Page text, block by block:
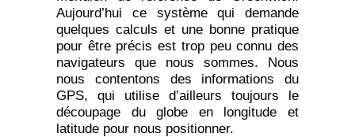
Aujourd’hui ce système qui demande
quelques calculs et une bonne pratique
pour être précis est trop peu connu des
navigateurs que nous sommes. Nous
nous contentons des informations du
GPS, qui utilise d’ailleurs toujours le
découpage du globe en longitude et
latitude pour nous positionner.